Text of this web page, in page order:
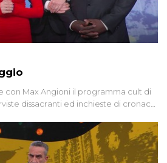
con Max Angioni il programma cult di
dissacranti ed inchieste di cronaca